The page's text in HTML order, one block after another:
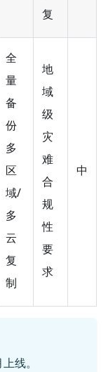
复
全
量
备
份
多
区
域/
多
云
复
制
地
域
级
灾
难
合
规
性
要
求
中
线。